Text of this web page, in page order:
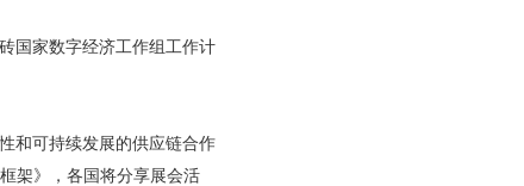
国家数字经济工作组工作计
和可持续发展的供应链合作
架》，各国将分享展会活